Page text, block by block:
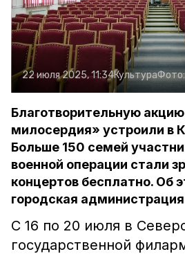
22 июля 2025, 11:34Культура
Благотворительную
милосердия» устроили в
Больше 150 семей
военной операции стали
концертов бесплатно. Об
городская
С 16 по 20 июля в
государственной